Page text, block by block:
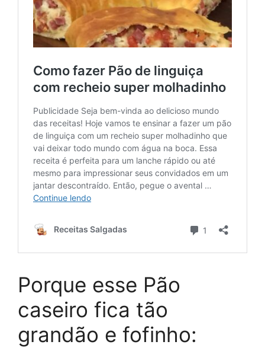
Porque esse Pão
caseiro fica tão
grandão e fofinho: